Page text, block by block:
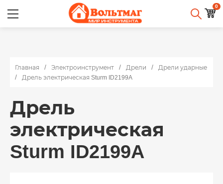
0
Главная Электроинструмент Дрели
Дрели ударные
Дрель электрическая Sturm ID2199A
Дрель
электрическая
Sturm ID2199A